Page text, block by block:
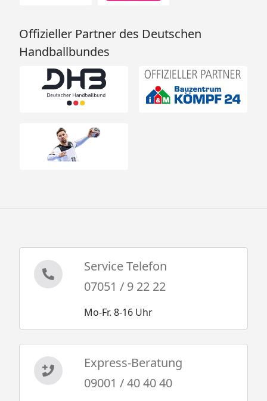
Offizieller Partner des Deutschen
Handballbundes
Service Telefon
07051 / 9 22 22
Mo-Fr. 8-16 Uhr
Express-Beratung
09001 / 40 40 40